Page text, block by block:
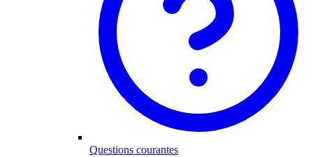
Questions courantes